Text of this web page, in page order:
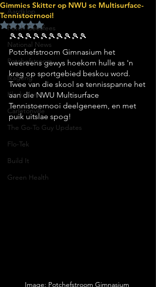
Aardklop
Potch Geesfees
National News
Potchefstroom
Ikageng
Klerksdorp
Carletonville
The Go-To Guy Updates
Flo-Tek
Build It
Green Health
Gimmies Skitter op NWU se Multisurface-
Tennistoernooi!
Rated NaN out of 5 stars.
🎾🎾🎾🎾🎾🎾🎾🎾🎾🎾
Potchefstroom Gimnasium het
weereens gewys hoekom hulle as 'n
krag op sportgebied beskou word.
Twee van die skool se tennisspanne het
aan die NWU Multisurface
Tennistoernooi deelgeneem, en met
puik uitslae spog!
Image: Potchefstroom Gimnasium